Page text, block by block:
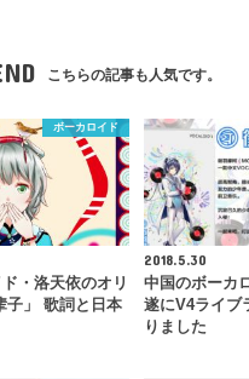
こちらの記事も人気です。
ボーカロイド
・洛天依のオリ
子」 歌詞と日本
2018.5.30
中国のボーカ
遂にV4ライブ
りました